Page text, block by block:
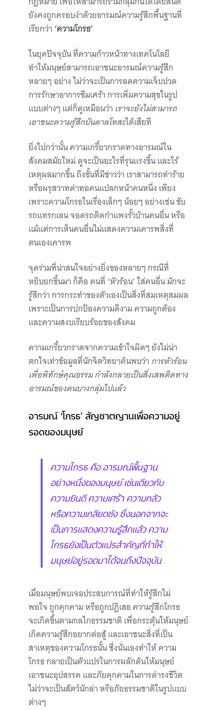
ยังคงถูกครอบงำด้วยอารมณ์ความรู้สึกพื้นฐานที่
เรียกว่า ‘ความโกรธ’
ในยุคปัจจุบัน ที่ความก้าวหน้าทางเทคโนโลยี
ทำให้มนุษย์สามารถเอาชนะอารมณ์ความรู้สึก
หลายๆ อย่าง ไม่ว่าจะเป็นการลดความเจ็บปวด
การรักษาอาการซึมเศร้า การเพิ่มความสุขในรูป
แบบต่างๆ แต่ก็ดูเหมือนว่า เราจะยังไม่สามารถ
เอาชนะความรู้สึกบันดาลโทสะได้เสียที
ยิ่งไปกว่านั้น ความเกรี้ยวกราดทางอารมณ์ใน
สังคมสมัยใหม่ ดูจะเป็นอะไรที่รุนแรงขึ้น และไร้
เหตุผลมากขึ้น ถึงขั้นที่มีข่าวว่า เราสามารถทำร้าย
หรือผรุสวาทด่าทอคนแปลกหน้าคนหนึ่ง เพียง
เพราะความโกรธในเรื่องเล็กๆ น้อยๆ อย่างเช่น ขับ
รถแทรกเลน จอดรถติดกำแพงรั้วบ้านคนอื่น หรือ
แม้แต่การเห็นคนอื่นไม่แสดงความเคารพสิ่งที่
ตนเองเคารพ
จุดร่วมที่น่าสนใจอย่างยิ่งของหลายๆ กรณีที่
หยิบยกขึ้นมา ก็คือ คนที่ ‘หัวร้อน’ ใส่คนอื่น มักจะ
รู้สึกว่า การกระทำของตัวเองเป็นสิ่งที่สมเหตุสมผล
เพราะเป็นการปกป้องความดีงาม ความถูกต้อง
และความสงบเรียบร้อยของสังคม
ความเกรี้ยวกราดจากความเข้าใจผิดๆ ยังไม่น่า
ตกใจเท่าข้อมูลที่นักจิตวิทยาค้นพบว่า การหัวร้อน
เพื่อพิทักษ์คุณธรรม กำลังกลายเป็นสิ่งเสพติดทาง
อารมณ์ของคนบางกลุ่มไปแล้ว
อารมณ์ ‘โกรธ’ สัญชาตญานเพื่อความอยู่
รอดของมนุษย์
ความโกรธ คือ อารมณ์พื้นฐาน
อย่างหนึ่งของมนุษย์ เช่นเดียวกับ
ความยินดี ความเศร้า ความกลัว
หรือความเกลียดชัง ซึ่งนอกจากจะ
เป็นการแสดงความรู้สึกแล้ว ความ
โกรธยังเป็นตัวแปรสำคัญที่ทำให้
มนุษย์อยู่รอดมาได้จนถึงปัจจุบัน
เมื่อมนุษย์พบเจอประสบการณ์ที่ทำให้รู้สึกไม่
พอใจ ถูกคุกคาม หรือถูกปฏิเสธ ความรู้สึกโกรธ
จะเกิดขึ้นตามกลไกธรรมชาติ เพื่อกระตุ้นให้มนุษย์
เกิดความรู้สึกอยากต่อสู้ และเอาชนะสิ่งที่เป็น
สาเหตุของความโกรธนั้น ซึ่งนั่นเองทำให้ ความ
โกรธ กลายเป็นตัวแปรในการผลักดันให้มนุษย์
เอาชนะอุปสรรค และภัยคุกคามในการดำรงชีวิต
ไม่ว่าจะเป็นสัตว์นักล่า หรือภัยธรรมชาติในรูปแบบ
ต่างๆ